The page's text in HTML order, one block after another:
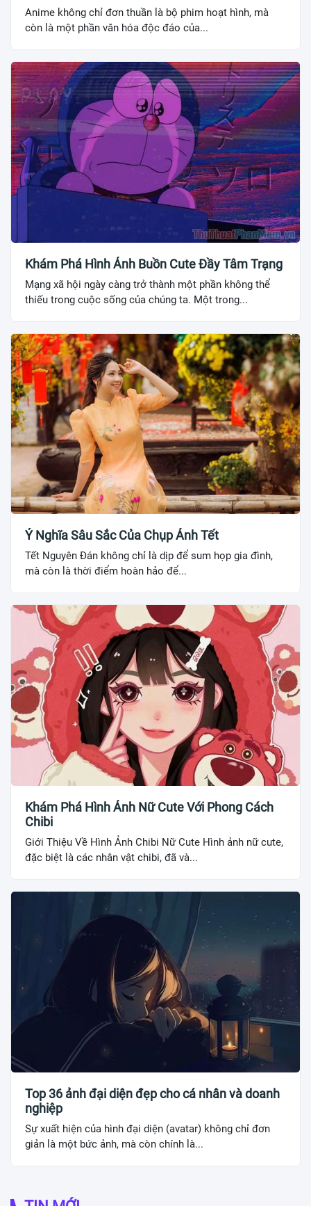
Anime không chỉ đơn thuần là bộ phim hoạt hình, mà
còn là một phần văn hóa độc đáo của...
Khám Phá Hình Ảnh Buồn Cute Đầy Tâm Trạng
Mạng xã hội ngày càng trở thành một phần không thể
thiếu trong cuộc sống của chúng ta. Một trong...
Ý Nghĩa Sâu Sắc Của Chụp Ảnh Tết
Tết Nguyên Đán không chỉ là dịp để sum họp gia đình,
mà còn là thời điểm hoàn hảo để...
Khám Phá Hình Ảnh Nữ Cute Với Phong Cách
Chibi
Giới Thiệu Về Hình Ảnh Chibi Nữ Cute Hình ảnh nữ cute,
đặc biệt là các nhân vật chibi, đã và...
Top 36 ảnh đại diện đẹp cho cá nhân và doanh
nghiệp
Sự xuất hiện của hình đại diện (avatar) không chỉ đơn
giản là một bức ảnh, mà còn chính là...